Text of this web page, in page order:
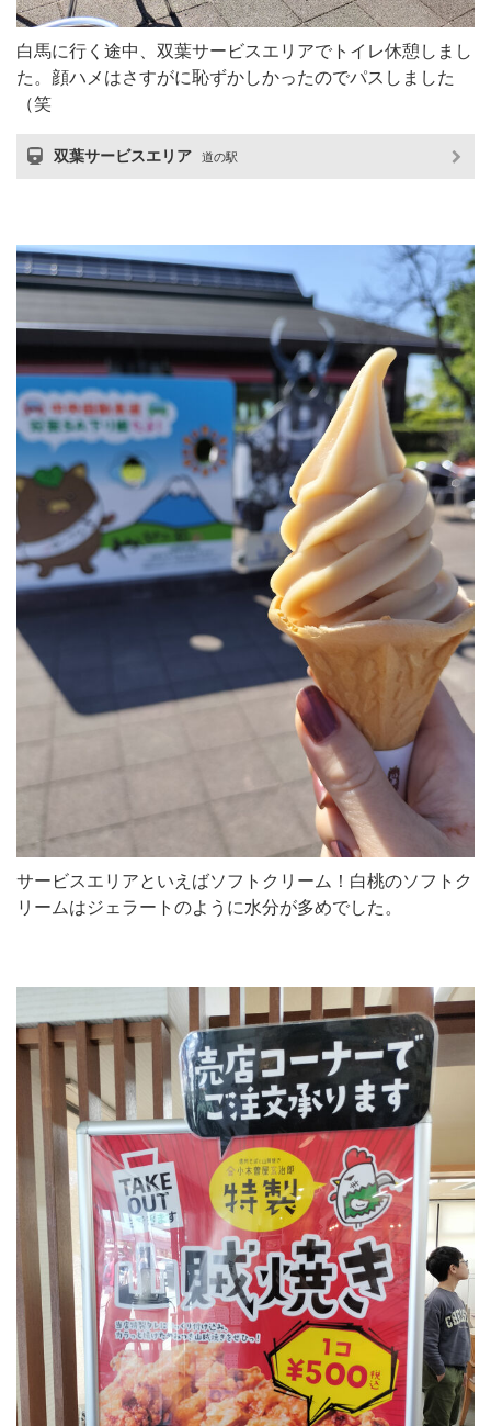
白馬に行く途中、双葉サービスエリアでトイレ休憩しまし
た。顔ハメはさすがに恥ずかしかったのでパスしました
（笑
双葉サービスエリア 道の駅
サービスエリアといえばソフトクリーム！白桃のソフトク
リームはジェラートのように水分が多めでした。